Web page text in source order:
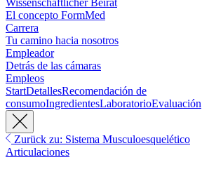
Wissenschaftlicher Beirat
El concepto FormMed
Carrera
Tu camino hacia nosotros
Empleador
Detrás de las cámaras
Empleos
StartDetallesRecomendación de
consumoIngredientesLaboratorioEvaluación
Zurück zu: Sistema Musculoesquelético
Articulaciones